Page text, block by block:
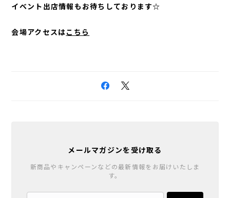
イベント出店情報もお待ちしております☆
会場アクセスはこちら
メールマガジンを受け取る
新商品やキャンペーンなどの最新情報をお届けいたしま
す。